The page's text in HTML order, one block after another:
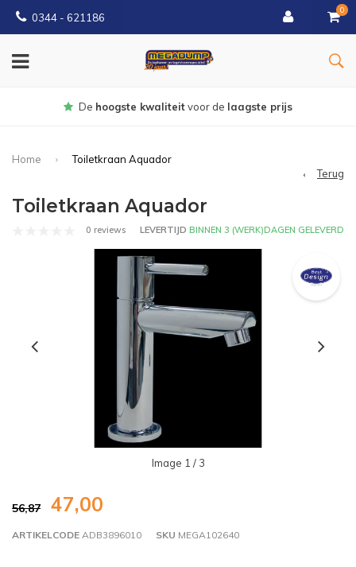
0344 - 621186
0
Gratisbezorgd vanaf € 150
Home
Toiletkraan Aquador
Terug
Toiletkraan Aquador
0 reviews LEVERTIJD BINNEN 3 (WERK)DAGEN GELEVERD
Image 1 / 3
56,87 47,00
ARTIKELCODE ADB3896010 SKU MEGA102640